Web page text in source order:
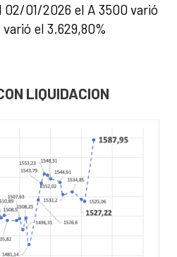
02/01/2026 el A 3500 varió
el 3.629,80%
LIQUIDACION